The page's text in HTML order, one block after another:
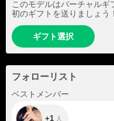
このモデルはバーチャル
初のギフトを送りましょう！
ギフト選択
フォローリスト
ベストメンバー
+1
+1 人